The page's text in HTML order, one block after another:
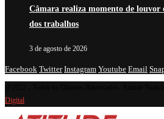
Câmara realiza momento de louvor
dos trabalhos
3 de agosto de 2026
Facebook Twitter Instagram Youtube Email
Digital